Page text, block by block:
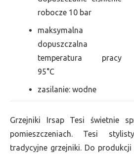
robocze 10 bar
maksymalna
dopuszczalna
temperatura pracy
95°C
zasilanie: wodne
Grzejniki Irsap Tesi świetnie
pomieszczeniach. Tesi
tradycyjne grzejniki. Do